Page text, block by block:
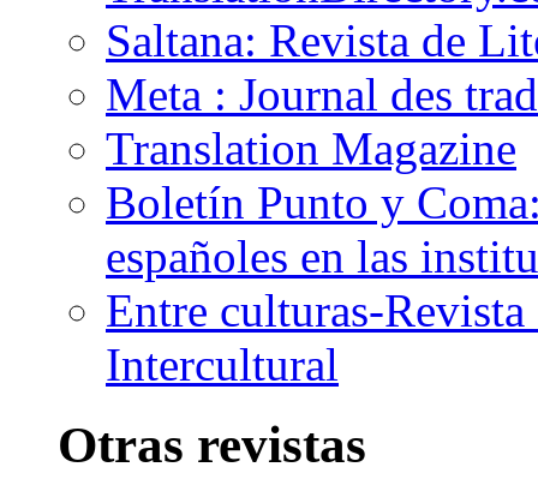
Saltana: Revista de
Meta : Journal des
Translation Magazine
Boletín Punto y
españoles en las
Entre culturas-
Intercultural
Otras revistas